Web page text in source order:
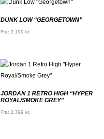
DUNK LOW “GEORGETOWN”
Fra: 2.199 kr.
JORDAN 1 RETRO HIGH “HYPER
ROYAL/SMOKE GREY”
Fra: 3.799 kr.